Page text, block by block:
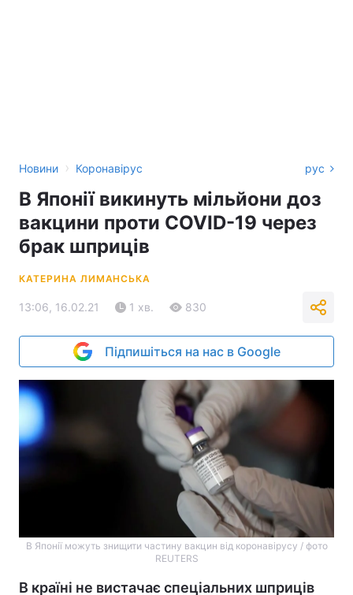
Новини › Коронавірус рус
В Японії викинуть мільйони доз
вакцини проти COVID-19 через
брак шприців
КАТЕРИНА ЛИМАНСЬКА
13:06, 16.02.21 1 хв. 830
Підпишіться на нас в Google
В Японії можуть знищити частину вакцин від коронавірусу / фото
REUTERS
В країні не вистачає спеціальних шприців